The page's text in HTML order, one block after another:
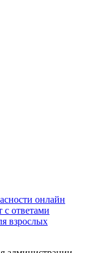
онлайн
с ответами
взрослых